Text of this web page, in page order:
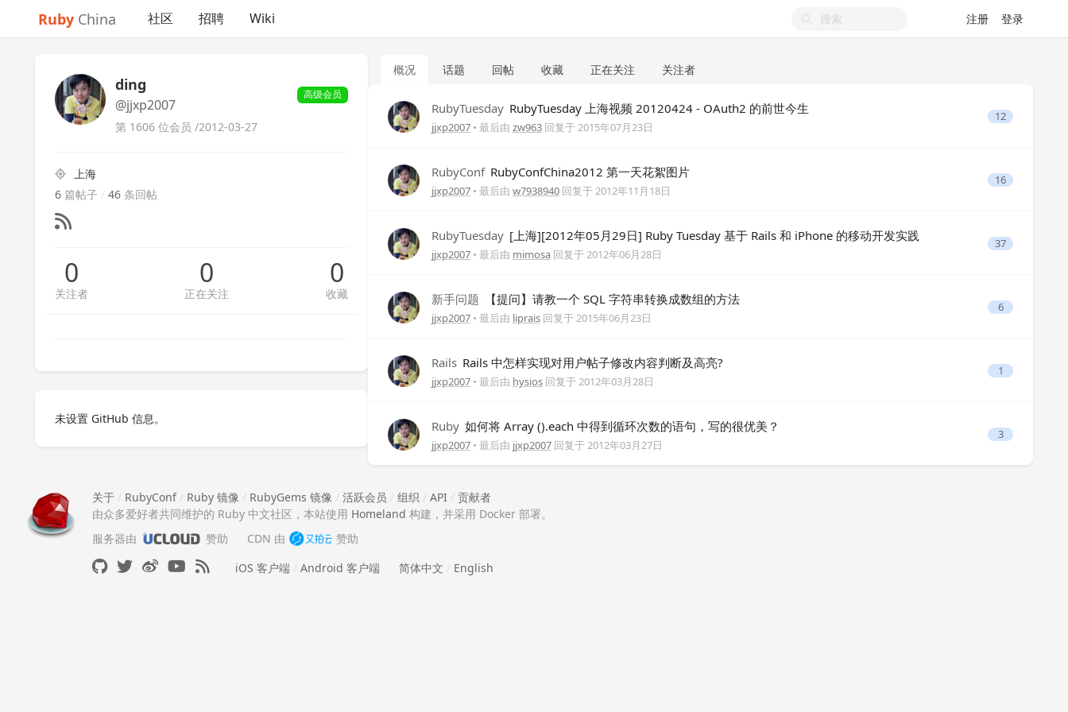
Ruby China 社区 招聘 Wiki 注册 登录
ding
@jjxp2007
高级会员
第 1606 位会员 /2012-03-27
上海
6 篇帖子 / 46 条回帖
0
关注者
0
正在关注
0
收藏
未设置 GitHub 信息。
概况 话题 回帖 收藏 正在关注 关注者
RubyTuesday RubyTuesday 上海视频 20120424 - OAuth2 的前世今生
jjxp2007 • 最后由 zw963回复于2015年07月23日
12
RubyConf RubyConfChina2012 第一天花絮图片
jjxp2007 • 最后由 w7938940回复于2012年11月18日
16
RubyTuesday [上海][2012年05月29日] Ruby Tuesday 基于 Rails 和 iPhone 的移动开发实践
jjxp2007 • 最后由 mimosa回复于2012年06月28日
37
新手问题 【提问】请教一个 SQL 字符串转换成数组的方法
jjxp2007 • 最后由 liprais回复于2015年06月23日
6
Rails Rails 中怎样实现对用户帖子修改内容判断及高亮?
jjxp2007 • 最后由 hysios回复于2012年03月28日
1
Ruby 如何将 Array ().each 中得到循环次数的语句，写的很优美？
jjxp2007 • 最后由 jjxp2007回复于2012年03月27日
3
关于 / RubyConf/ Ruby 镜像 / RubyGems 镜像 / 活跃会员 / 组织 / API / 贡献者
由众多爱好者共同维护的 Ruby 中文社区，本站使用 Homeland 构建，并采用 Docker 部署。
服务器由
赞助 CDN 由
赞助
iOS 客户端 / Android 客户端 简体中文 / English